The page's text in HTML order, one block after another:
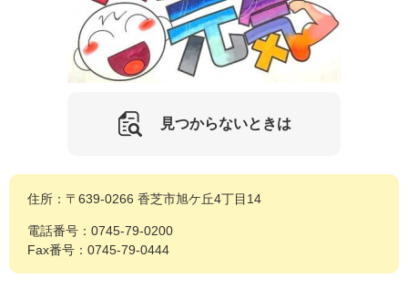
見つからないときは
住所：〒639-0266 香芝市旭ケ丘4丁目14
電話番号：0745-79-0200
Fax番号：0745-79-0444